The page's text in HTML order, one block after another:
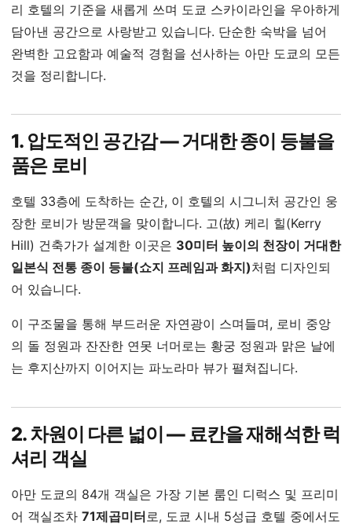
리 호텔의 기준을 새롭게 쓰며 도쿄 스카이라인을 우아하게
담아낸 공간으로 사랑받고 있습니다. 단순한 숙박을 넘어
완벽한 고요함과 예술적 경험을 선사하는 아만 도쿄의 모든
것을 정리합니다.
1. 압도적인 공간감 — 거대한 종이 등불을
품은 로비
호텔 33층에 도착하는 순간, 이 호텔의 시그니처 공간인 웅
장한 로비가 방문객을 맞이합니다. 고(故) 케리 힐(Kerry
Hill) 건축가가 설계한 이곳은 30미터 높이의 천장이 거대한
일본식 전통 종이 등불(쇼지 프레임과 화지)처럼 디자인되
어 있습니다.
이 구조물을 통해 부드러운 자연광이 스며들며, 로비 중앙
의 돌 정원과 잔잔한 연못 너머로는 황궁 정원과 맑은 날에
는 후지산까지 이어지는 파노라마 뷰가 펼쳐집니다.
2. 차원이 다른 넓이 — 료칸을 재해석한 럭
셔리 객실
아만 도쿄의 84개 객실은 가장 기본 룸인 디럭스 및 프리미
어 객실조차 71제곱미터 로, 도쿄 시내 5성급 호텔 중에서도